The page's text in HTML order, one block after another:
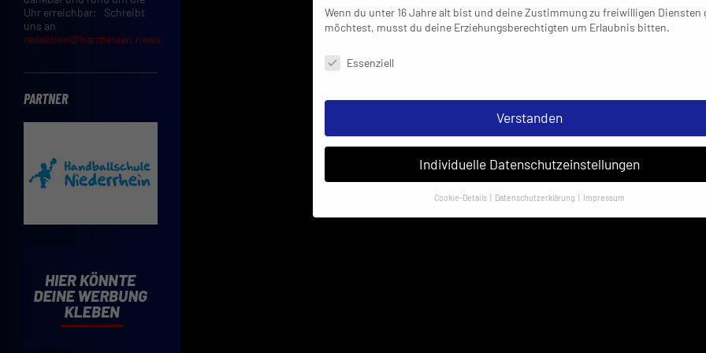
Uhr erreichbar: Schreibt
uns an
redaktion@harzhelden.news
PARTNER
Wenn du unter 16 Jahre alt bist und deine Zustimmung zu freiwilligen Diensten
möchtest, musst du deine Erziehungsberechtigten um Erlaubnis bitten.
Datenschutzeinstellungen & Nutzungsbedingungen
Essenziell
Verstanden
Individuelle Datenschutzeinstellungen
Cookie-Details Datenschutzerklärung Impressum
Datenschutzeinstellungen